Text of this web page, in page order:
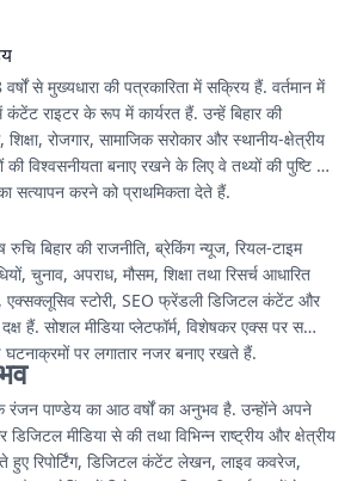
से मुख्यधारा की पत्रकारिता में सक्रिय हैं. वर्तमान में
राइटर के रूप में कार्यरत हैं. उन्हें बिहार की
रोजगार, सामाजिक सरोकार और स्थानीय-क्षेत्रीय
की विश्वसनीयता बनाए रखने के लिए वे तथ्यों की पुष्टि और
सत्यापन करने को प्राथमिकता देते हैं.
बिहार की राजनीति, ब्रेकिंग न्यूज, रियल-टाइम
चुनाव, अपराध, मौसम, शिक्षा तथा रिसर्च आधारित
स्टोरी, SEO फ्रेंडली डिजिटल कंटेंट और
दक्ष हैं. सोशल मीडिया प्लेटफॉर्म, विशेषकर एक्स पर सक्रिय
पर लगातार नजर बनाए रखते हैं.
रंजन पाण्डेय का आठ वर्षों का अनुभव है. उन्होंने अपने
मीडिया से की तथा विभिन्न राष्ट्रीय और क्षेत्रीय
हुए रिपोर्टिंग, डिजिटल कंटेंट लेखन, लाइव कवरेज,